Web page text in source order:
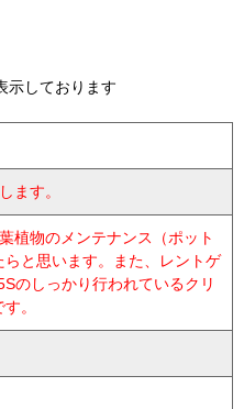
示しております
ます。
植物のメンテナンス（ポット
と思います。また、レントゲ
のしっかり行われているクリ
。